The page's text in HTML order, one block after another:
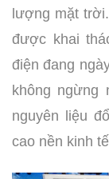
lượng mặt
được khai
điện đang
không ngừng
nguyên liệu
cao nền kinh